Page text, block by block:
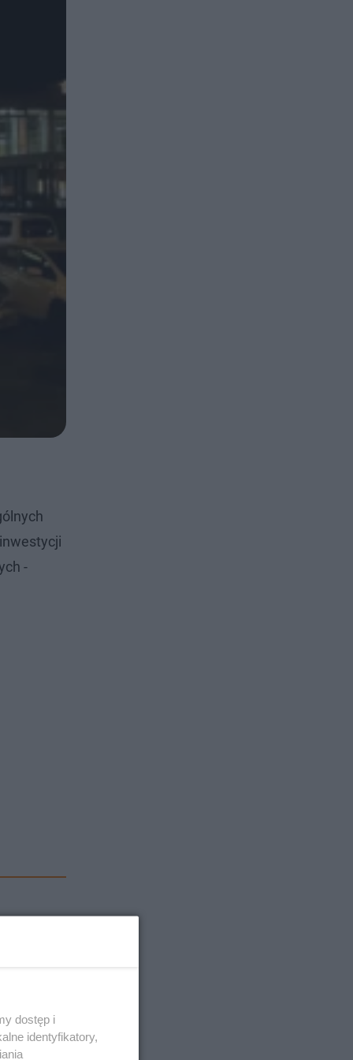
-
dostęp i
identyfikatory,